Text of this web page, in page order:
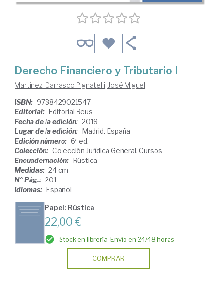
Derecho Financiero y Tributario I
Martínez-Carrasco Pignatelli, José Miguel
ISBN: 9788429021547
Editorial: Editorial Reus
Fecha de la edición: 2019
Lugar de la edición: Madrid. España
Edición número: 6ª ed.
Colección: Colección Jurídica General. Cursos
Encuadernación: Rústica
Medidas: 24 cm
Nº Pág.: 201
Idiomas: Español
Papel: Rústica
22,00 €
Stock en librería. Envío en 24/48 horas
COMPRAR